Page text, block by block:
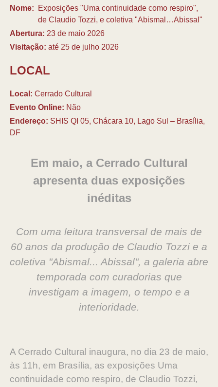
Nome:
Exposições "Uma continuidade como respiro",
de Claudio Tozzi, e coletiva "Abismal…Abissal"
Abertura: 23 de maio 2026
Visitação: até 25 de julho 2026
LOCAL
Local: Cerrado Cultural
Evento Online: Não
Endereço: SHIS QI 05, Chácara 10, Lago Sul – Brasília,
DF
Em maio, a Cerrado Cultural
apresenta duas exposições
inéditas
Com uma leitura transversal de mais de
60 anos da produção de Claudio Tozzi e a
coletiva "Abismal... Abissal", a galeria abre
temporada com curadorias que
investigam a imagem, o tempo e a
interioridade.
A Cerrado Cultural inaugura, no dia 23 de maio,
às 11h, em Brasília, as exposições Uma
continuidade como respiro, de Claudio Tozzi,